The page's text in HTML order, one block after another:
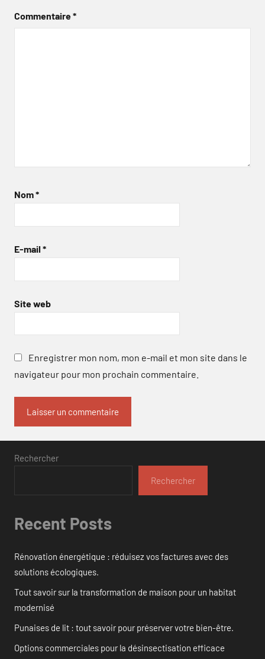
Commentaire*
Nom*
E-mail *
Site web
Enregistrer mon nom, mon e-mail et mon site dans le
navigateur pour mon prochain commentaire.
Rechercher
Rechercher
Recent Posts
Rénovation énergétique : réduisez vos factures avec des
solutions écologiques.
Tout savoir sur la transformation de maison pour un habitat
modernisé
Punaises de lit : tout savoir pour préserver votre bien-être.
Options commerciales pour la désinsectisation efficace